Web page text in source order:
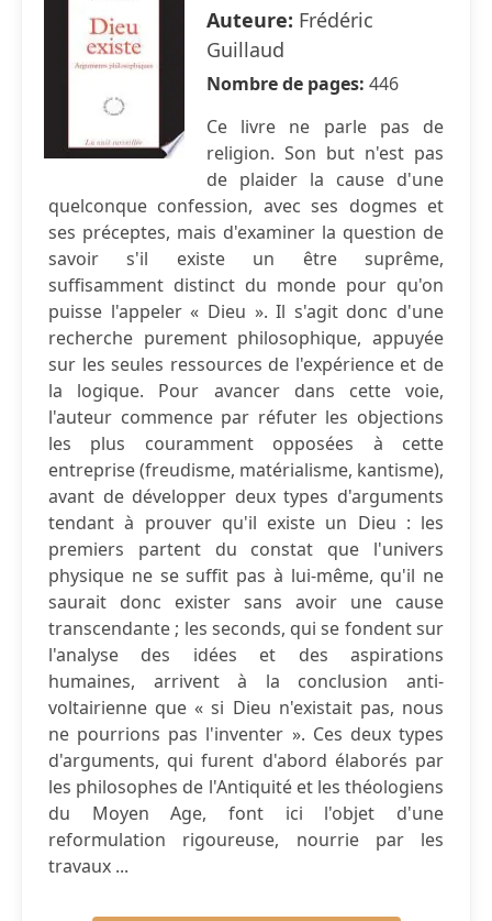
Auteure: Frédéric
Guillaud
Nombre de pages: 446
Ce livre ne parle pas de
religion. Son but n'est pas
de plaider la cause d'une
quelconque confession, avec ses dogmes et
ses préceptes, mais d'examiner la question de
savoir s'il existe un être suprême,
suffisamment distinct du monde pour qu'on
puisse l'appeler « Dieu ». Il s'agit donc d'une
recherche purement philosophique, appuyée
sur les seules ressources de l'expérience et de
la logique. Pour avancer dans cette voie,
l'auteur commence par réfuter les objections
les plus couramment opposées à cette
entreprise (freudisme, matérialisme, kantisme),
avant de développer deux types d'arguments
tendant à prouver qu'il existe un Dieu : les
premiers partent du constat que l'univers
physique ne se suffit pas à lui-même, qu'il ne
saurait donc exister sans avoir une cause
transcendante ; les seconds, qui se fondent sur
l'analyse des idées et des aspirations
humaines, arrivent à la conclusion anti-
voltairienne que « si Dieu n'existait pas, nous
ne pourrions pas l'inventer ». Ces deux types
d'arguments, qui furent d'abord élaborés par
les philosophes de l'Antiquité et les théologiens
du Moyen Age, font ici l'objet d'une
reformulation rigoureuse, nourrie par les
travaux ...